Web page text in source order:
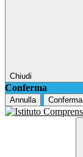
Chiudi
Conferma
Annulla Conferma